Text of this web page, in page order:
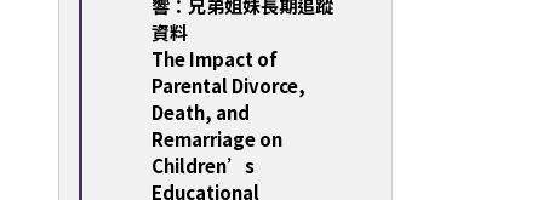
響：兄弟姐妹長期追蹤
資料
The Impact of
Parental Divorce,
Death, and
Remarriage on
Children’s
Educational